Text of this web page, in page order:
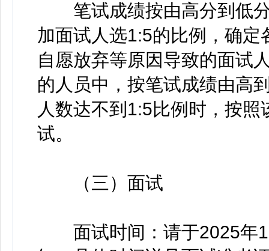
笔试成绩按由高分到低分
加面试人选1:5的比例，确
自愿放弃等原因导致的面试
的人员中，按笔试成绩由高
人数达不到1:5比例时，按
试。
（三）面试
面试时间：请于2025年